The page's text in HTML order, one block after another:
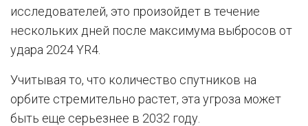
исследователей, это произойдет в течение
нескольких дней после максимума выбросов от
удара 2024 YR4.
Учитывая то, что количество спутников на
орбите стремительно растет, эта угроза может
быть еще серьезнее в 2032 году.